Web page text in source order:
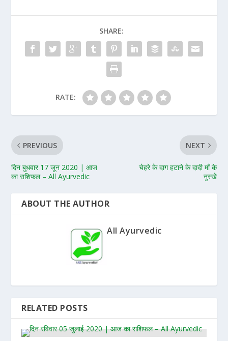
SHARE:
RATE:
PREVIOUS
दिन बुधवार 17 जून 2020 | आज
का राशिफल – All Ayurvedic
NEXT
चेहरे के दाग हटाने के दादी माँ के
नुस्खे
ABOUT THE AUTHOR
All Ayurvedic
RELATED POSTS